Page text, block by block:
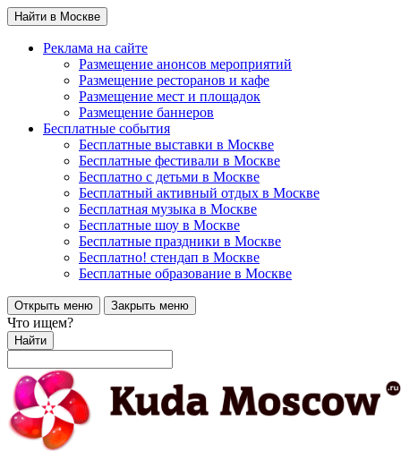
Найти в Москве
Реклама на сайте
Размещение анонсов мероприятий
Размещение ресторанов и кафе
Размещение мест и площадок
Размещение баннеров
Бесплатные события
Бесплатные выставки в Москве
Бесплатные фестивали в Москве
Бесплатно с детьми в Москве
Бесплатный активный отдых в Москве
Бесплатная музыка в Москве
Бесплатные шоу в Москве
Бесплатные праздники в Москве
Бесплатно! стендап в Москве
Бесплатные образование в Москве
Открыть меню Закрыть меню
Что ищем?
Найти